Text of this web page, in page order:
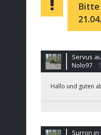
Bitte
Servus
Nolo97
Hallo und guten
Surron in